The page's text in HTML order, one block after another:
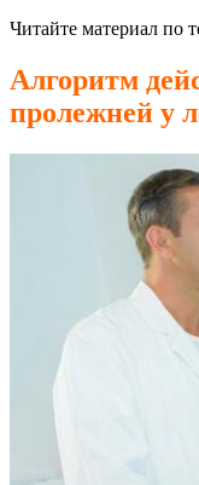
Читайте материал по
Алгоритм
пролежней у